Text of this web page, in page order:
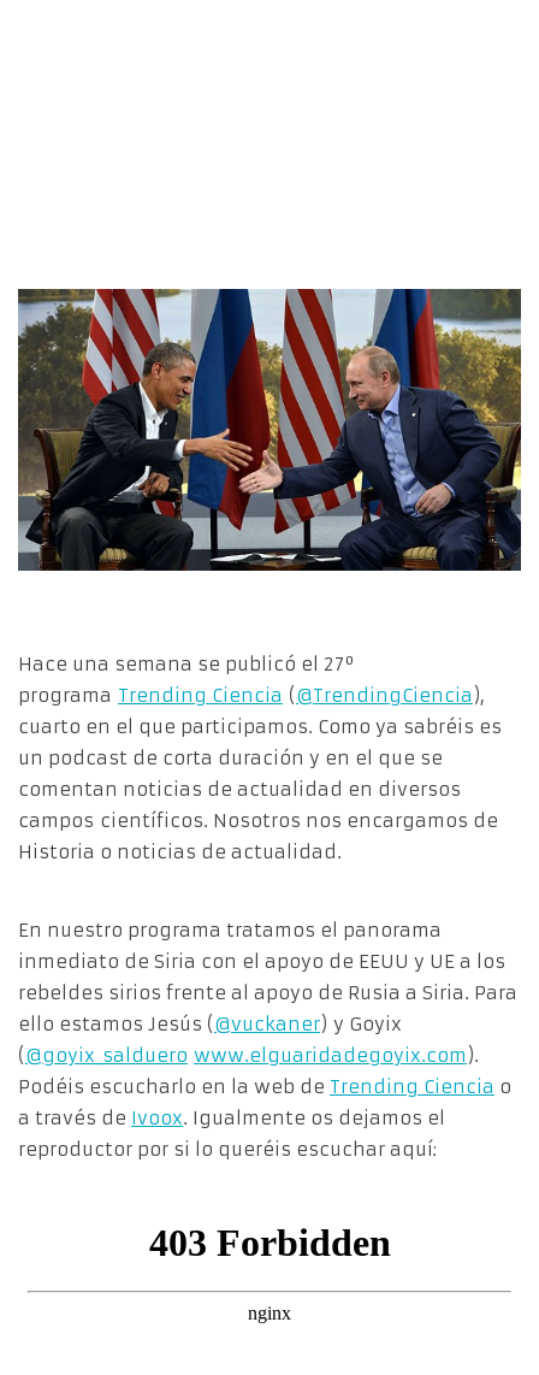
Hace una semana se publicó el 27º
programa Trending Ciencia (@TrendingCiencia ),
cuarto en el que participamos. Como ya sabréis es
un podcast de corta duración y en el que se
comentan noticias de actualidad en diversos
campos científicos. Nosotros nos encargamos de
Historia o noticias de actualidad.
En nuestro programa tratamos el panorama
inmediato de Siria con el apoyo de EEUU y UE a los
rebeldes sirios frente al apoyo de Rusia a Siria. Para
ello estamos Jesús (@vuckaner) y Goyix
(@goyix_salduero www.elguaridadegoyix.com ).
Podéis escucharlo en la web de Trending Ciencia o
a través de Ivoox. Igualmente os dejamos el
reproductor por si lo queréis escuchar aquí: